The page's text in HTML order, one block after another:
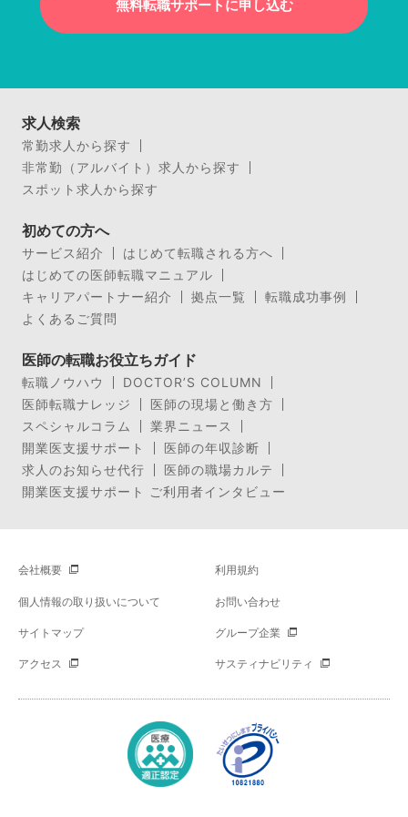
無料転職サポートに申し込む
求人検索
常勤求人から探す
非常勤（アルバイト）求人から探す
スポット求人から探す
初めての方へ
サービス紹介
はじめて転職される方へ
はじめての医師転職マニュアル
キャリアパートナー紹介
拠点一覧
転職成功事例
よくあるご質問
医師の転職お役立ちガイド
転職ノウハウ
DOCTOR’S COLUMN
医師転職ナレッジ
医師の現場と働き方
スペシャルコラム
業界ニュース
開業医支援サポート
医師の年収診断
求人のお知らせ代行
医師の職場カルテ
開業医支援サポート ご利用者インタビュー
会社概要 利用規約
個人情報の取り扱いについて お問い合わせ
サイトマップ グループ企業
アクセス サスティナビリティ